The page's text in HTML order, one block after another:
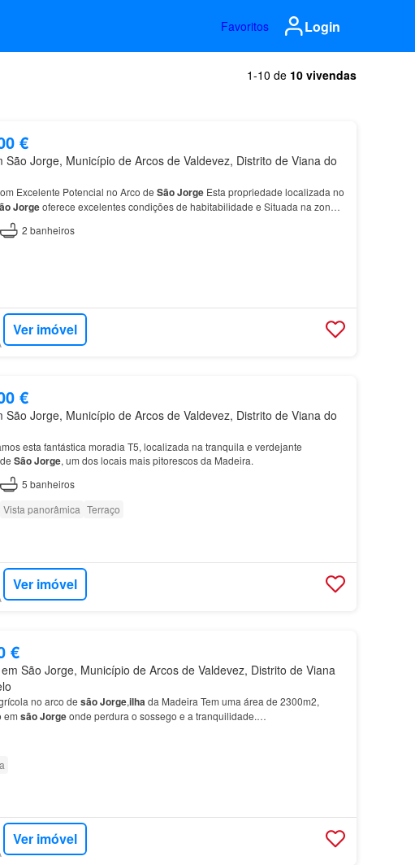
Favoritos Login
1-10 de 10 vivendas
€
Jorge, Município de Arcos de Valdevez, Distrito de Viana do
Excelente Potencial no Arco de SãoJorgeEsta propriedade localizada no
Jorgeoferece excelentes condições de habitabilidade e Situada na zona
de
2 banheiros
Ver imóvel
€
São Jorge, Município de Arcos de Valdevez, Distrito de Viana do
esta fantástica moradia T5, localizada na tranquila e verdejante
SãoJorge, um dos locais mais pitorescos da Madeira.
5 banheiros
Vista panorâmica Terraço
Ver imóvel
€
em São Jorge, Município de Arcos de Valdevez, Distrito de Viana
no arco de sãoJorge,ilhada Madeira Tem uma área de 2300m2,
em sãoJorgeonde perdura o sossego e a tranquilidade.…
Ver imóvel